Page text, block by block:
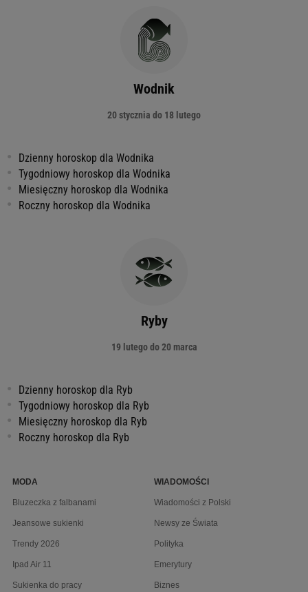
Wodnik
20 stycznia do 18 lutego
Dzienny horoskop dla Wodnika
Tygodniowy horoskop dla Wodnika
Miesięczny horoskop dla Wodnika
Roczny horoskop dla Wodnika
Ryby
19 lutego do 20 marca
Dzienny horoskop dla Ryb
Tygodniowy horoskop dla Ryb
Miesięczny horoskop dla Ryb
Roczny horoskop dla Ryb
MODA
Bluzeczka z falbanami
Jeansowe sukienki
Trendy 2026
Ipad Air 11
Sukienka do pracy
WIADOMOŚCI
Wiadomości z Polski
Newsy ze Świata
Polityka
Emerytury
Biznes